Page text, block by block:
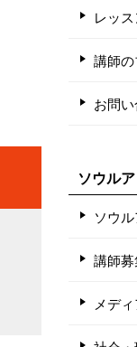
レッ
講師
お問
ソウル
ソウ
講師
メデ